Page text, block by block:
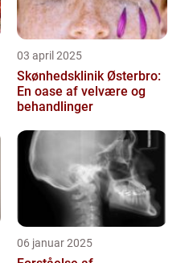
03 april 2025
Skønhedsklinik Østerbro:
En oase af velvære og
behandlinger
06 januar 2025